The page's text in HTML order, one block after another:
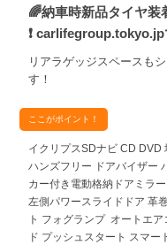
🌈納車時新品タイヤ
❗ carlifegroup.tokyo.jp
リアラゲッジスペースも
す！
ここがポイント！
イクリプスSDナビ CD DVD
ハンズフリー ドアバイザー
カー付き電動格納ドアミラ
左側パワースライドドア 革
ト フォグランプ オートエ
ド プッシュスタート スマ